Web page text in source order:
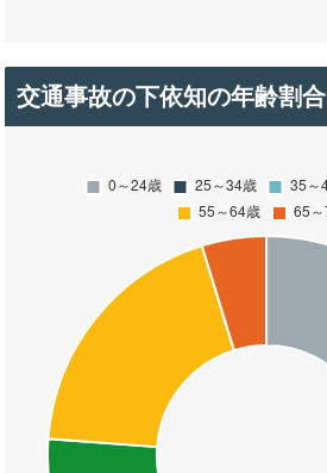
交通事故の下依知の年齢割合